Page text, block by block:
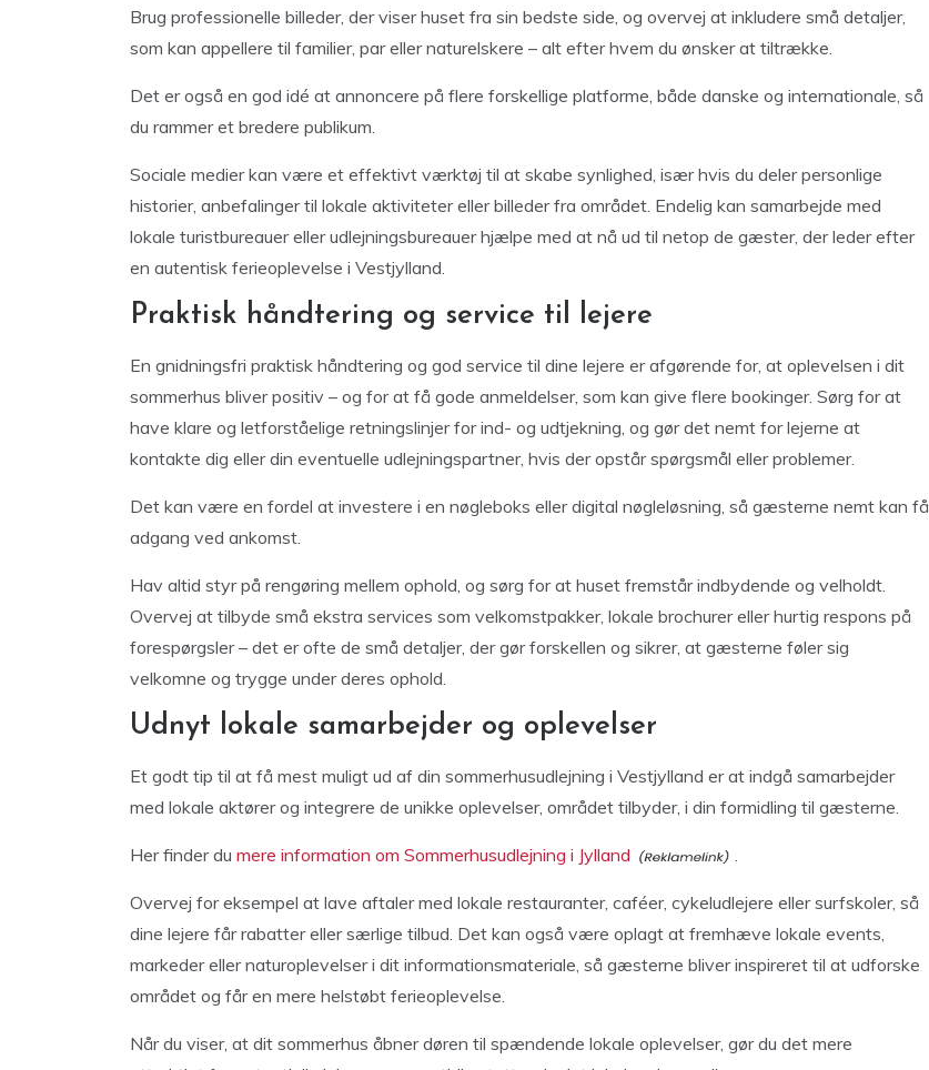
Brug professionelle billeder, der viser huset fra sin bedste side, og overvej at inkludere små detaljer,
som kan appellere til familier, par eller naturelskere – alt efter hvem du ønsker at tiltrække.
Det er også en god idé at annoncere på flere forskellige platforme, både danske og internationale, så
du rammer et bredere publikum.
Sociale medier kan være et effektivt værktøj til at skabe synlighed, især hvis du deler personlige
historier, anbefalinger til lokale aktiviteter eller billeder fra området. Endelig kan samarbejde med
lokale turistbureauer eller udlejningsbureauer hjælpe med at nå ud til netop de gæster, der leder efter
en autentisk ferieoplevelse i Vestjylland.
Praktisk håndtering og service til lejere
En gnidningsfri praktisk håndtering og god service til dine lejere er afgørende for, at oplevelsen i dit
sommerhus bliver positiv – og for at få gode anmeldelser, som kan give flere bookinger. Sørg for at
have klare og letforståelige retningslinjer for ind- og udtjekning, og gør det nemt for lejerne at
kontakte dig eller din eventuelle udlejningspartner, hvis der opstår spørgsmål eller problemer.
Det kan være en fordel at investere i en nøgleboks eller digital nøgleløsning, så gæsterne nemt kan få
adgang ved ankomst.
Hav altid styr på rengøring mellem ophold, og sørg for at huset fremstår indbydende og velholdt.
Overvej at tilbyde små ekstra services som velkomstpakker, lokale brochurer eller hurtig respons på
forespørgsler – det er ofte de små detaljer, der gør forskellen og sikrer, at gæsterne føler sig
velkomne og trygge under deres ophold.
Udnyt lokale samarbejder og oplevelser
Et godt tip til at få mest muligt ud af din sommerhusudlejning i Vestjylland er at indgå samarbejder
med lokale aktører og integrere de unikke oplevelser, området tilbyder, i din formidling til gæsterne.
Her finder du mere information om Sommerhusudlejning i Jylland .
Overvej for eksempel at lave aftaler med lokale restauranter, caféer, cykeludlejere eller surfskoler, så
dine lejere får rabatter eller særlige tilbud. Det kan også være oplagt at fremhæve lokale events,
markeder eller naturoplevelser i dit informationsmateriale, så gæsterne bliver inspireret til at udforske
området og får en mere helstøbt ferieoplevelse.
Når du viser, at dit sommerhus åbner døren til spændende lokale oplevelser, gør du det mere